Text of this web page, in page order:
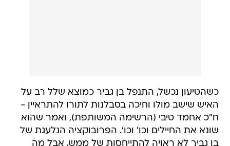
כשהטיעון נכשל, התנפל בן גביר כמוצא שלל רב על
האיש שישב מולו וחיכה בסבלנות לתורו להתראיין -
ח"כ אחמד טיבי (הרשימה המשותפת), ואמר שהוא
שונא את החיילים וכו' וכו'. הפרובוקציה הנלעגת של
בן גביר לא ראויה להתייחסות של ממש, אבל מה